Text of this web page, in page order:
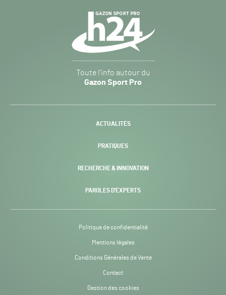
Sport
Pro
-
Toute l’info autour du
Gazon Sport Pro
ACTUALITÉS
PRATIQUES
RECHERCHE & INNOVATION
PAROLES D’EXPERTS
Politique de confidentialité
Mentions légales
Conditions Générales de Vente
Contact
Gestion des cookies